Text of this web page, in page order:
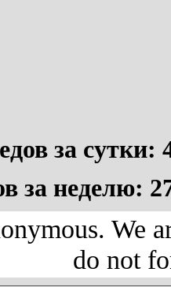
за сутки:
за неделю:
We
do not